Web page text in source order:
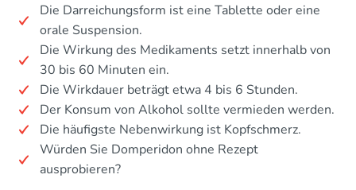
Die Darreichungsform ist eine Tablette oder eine
orale Suspension.
Die Wirkung des Medikaments setzt innerhalb von
30 bis 60 Minuten ein.
Die Wirkdauer beträgt etwa 4 bis 6 Stunden.
Der Konsum von Alkohol sollte vermieden werden.
Die häufigste Nebenwirkung ist Kopfschmerz.
Würden Sie Domperidon ohne Rezept
ausprobieren?